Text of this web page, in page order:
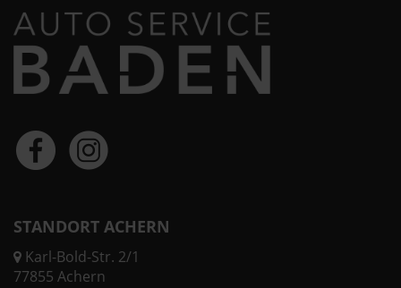
STANDORT ACHERN
Karl-Bold-Str. 2/1
77855 Achern